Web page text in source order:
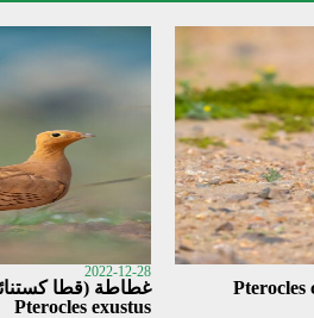
2022-12-28
غطاطة (قطا
Pterocles exustus